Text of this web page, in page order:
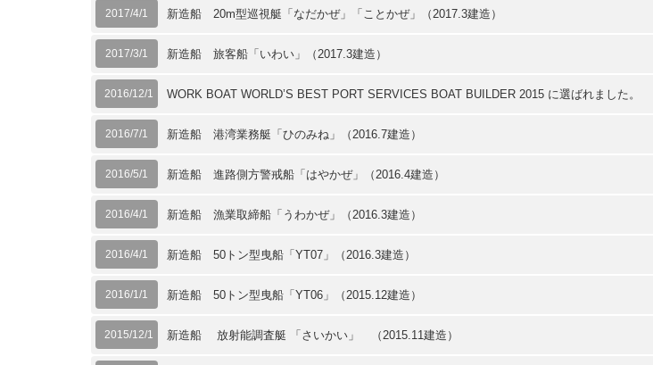
2017/4/1 新造船 20m型巡視艇「なだかぜ」「ことかぜ」（2017.3建造）
2017/3/1 新造船 旅客船「いわい」（2017.3建造）
2016/12/1 WORK BOAT WORLD’S BEST PORT SERVICES BOAT BUILDER 2015 に選ばれました。
2016/7/1 新造船 港湾業務艇「ひのみね」（2016.7建造）
2016/5/1 新造船 進路側方警戒船「はやかぜ」（2016.4建造）
2016/4/1 新造船 漁業取締船「うわかぜ」（2016.3建造）
2016/4/1 新造船 50トン型曳船「YT07」（2016.3建造）
2016/1/1 新造船 50トン型曳船「YT06」（2015.12建造）
2015/12/1 新造船 放射能調査艇 「さいかい」 （2015.11建造）